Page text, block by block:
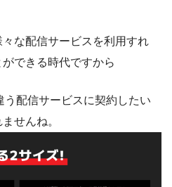
な配信サービスを利用すれ
できる時代ですから
配信サービスに契約したい
せんね。